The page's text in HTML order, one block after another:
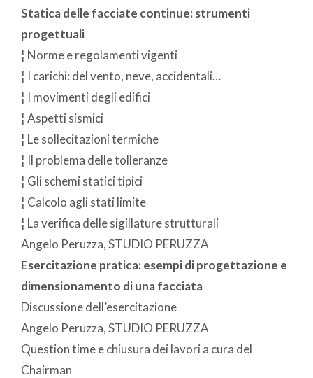
Statica delle facciate continue: strumenti
progettuali
¦ Norme e regolamenti vigenti
¦ I carichi: del vento, neve, accidentali…
¦ I movimenti degli edifici
¦ Aspetti sismici
¦ Le sollecitazioni termiche
¦ Il problema delle tolleranze
¦ Gli schemi statici tipici
¦ Calcolo agli stati limite
¦ La verifica delle sigillature strutturali
Angelo Peruzza, STUDIO PERUZZA
Esercitazione pratica: esempi di progettazione e
dimensionamento di una facciata
Discussione dell’esercitazione
Angelo Peruzza, STUDIO PERUZZA
Question time e chiusura dei lavori a cura del
Chairman